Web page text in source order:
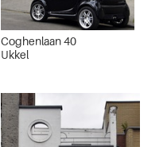
Coghenlaan 40
Ukkel